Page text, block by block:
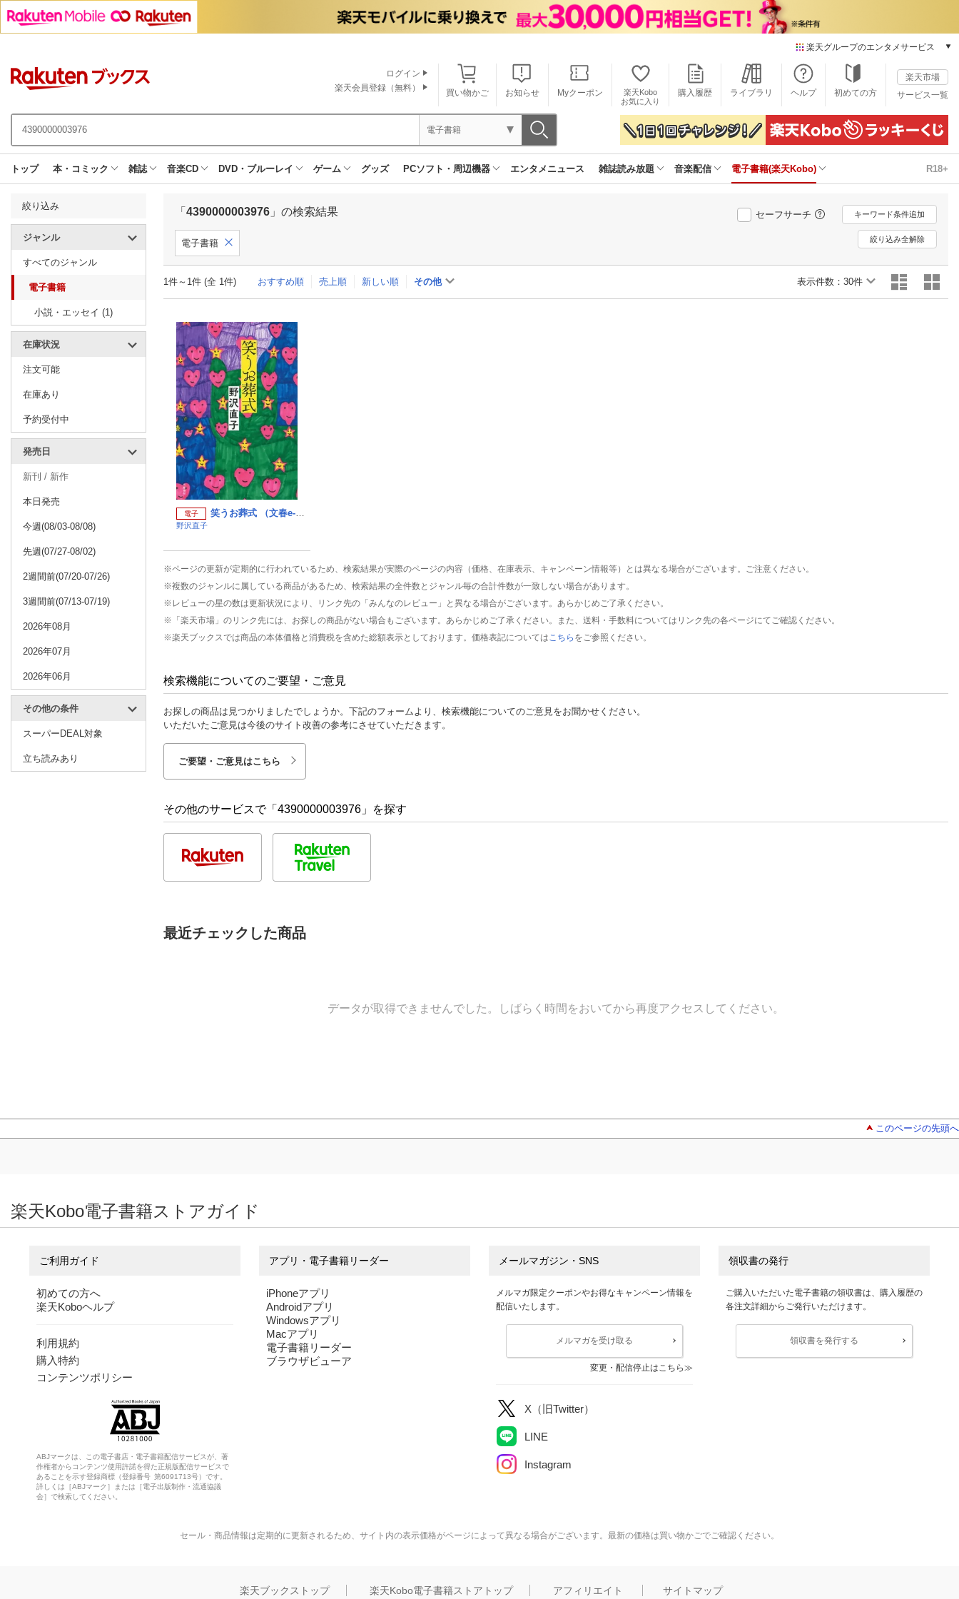
楽天グループのエンタメサービス
本/ゲーム/CD/DVD
楽天ブックス
電子書籍
楽天Kobo
雑誌読み放題
楽天ミュージック
動画配信
楽天TV
動画配信ガイド
Rチャンネル
買い物かご お知らせ Myクーポン
楽天Kobo
お気に入り
購入履歴 ライブラリ ヘルプ 初めての方
楽天市場
サービス一覧
ログイン
楽天会員登録（無料）
電子書籍
トップ 本・コミック 雑誌 音楽CD DVD・ブルーレイ ゲーム グッズ PCソフト・周辺機器 エンタメニュース 雑誌読み放題 音楽配信 電子書籍(楽天Kobo) R18+
絞り込み
ジャンル
すべてのジャンル
電子書籍
小説・エッセイ (1)
在庫状況
注文可能
在庫あり
予約受付中
発売日
新刊 / 新作
本日発売
今週(08/03-08/08)
先週(07/27-08/02)
2週間前(07/20-07/26)
3週間前(07/13-07/19)
2026年08月
2026年07月
2026年06月
その他の条件
スーパーDEAL対象
立ち読みあり
「 4390000003976 」の検索結果 セーフサーチ キーワード条件追加
電子書籍 絞り込み全解除
1件～1件 (全 1件) おすすめ順 売上順 新しい順 その他 表示件数： 30件
電子 笑うお葬式 （文春e-book）
野沢直子
※ページの更新が定期的に行われているため、検索結果が実際のページの内容（価格、在庫表示、キャンペーン情報等）とは異なる場合がございます。ご注意ください。
※複数のジャンルに属している商品があるため、検索結果の全件数とジャンル毎の合計件数が一致しない場合があります。
※レビューの星の数は更新状況により、リンク先の「みんなのレビュー」と異なる場合がございます。あらかじめご了承ください。
※「楽天市場」のリンク先には、お探しの商品がない場合もございます。あらかじめご了承ください。また、送料・手数料についてはリンク先の各ページにてご確認ください。
※楽天ブックスでは商品の本体価格と消費税を含めた総額表示としております。価格表記については こちら をご参照ください。
検索機能についてのご要望・ご意見
お探しの商品は見つかりましたでしょうか。下記のフォームより、検索機能についてのご意見をお聞かせください。
いただいたご意見は今後のサイト改善の参考にさせていただきます。
ご要望・ご意見はこちら
その他のサービスで「4390000003976」を探す
最近チェックした商品
データが取得できませんでした。しばらく時間をおいてから再度アクセスしてください。
このページの先頭へ
楽天Kobo電子書籍ストアガイド
ご利用ガイド
初めての方へ
楽天Koboヘルプ
利用規約
購入特約
コンテンツポリシー
ABJマークは、この電子書店・電子書籍配信サービスが、著
作権者からコンテンツ使用許諾を得た正規版配信サービスで
あることを示す登録商標（登録番号 第6091713号）です。
詳しくは［ABJマーク］または［電子出版制作・流通協議
会］で検索してください。
アプリ・電子書籍リーダー
iPhoneアプリ
Androidアプリ
Windowsアプリ
Macアプリ
電子書籍リーダー
ブラウザビューア
メールマガジン・SNS
メルマガ限定クーポンやお得なキャンペーン情報を
配信いたします。
メルマガを受け取る
変更・配信停止はこちら
X（旧Twitter）
LINE
Instagram
領収書の発行
ご購入いただいた電子書籍の領収書は、購入履歴の
各注文詳細からご発行いただけます。
領収書を発行する
セール・商品情報は定期的に更新されるため、サイト内の表示価格がページによって異なる場合がございます。最新の価格は買い物かごでご確認ください。
楽天ブックストップ 楽天Kobo電子書籍ストアトップ アフィリエイト サイトマップ